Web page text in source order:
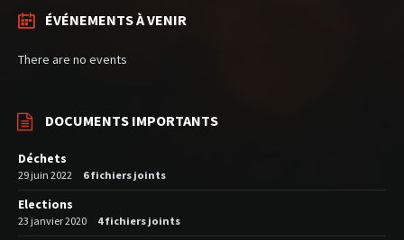
ÉVÉNEMENTS À VENIR
There are no events
DOCUMENTS IMPORTANTS
Déchets
29 juin 2022 6 fichiers joints
Elections
23 janvier 2020 4 fichiers joints